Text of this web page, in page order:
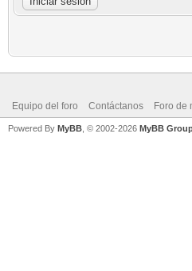
Equipo del foro Contáctanos Foro de
Powered By MyBB , © 2002-2026 MyBB